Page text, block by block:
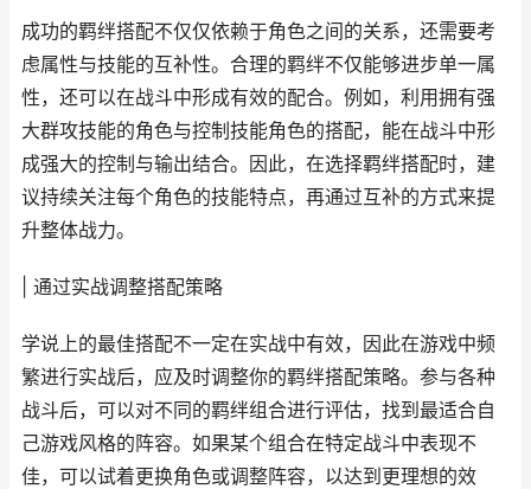
成功的羁绊搭配不仅仅依赖于角色之间的关系，还需要考
虑属性与技能的互补性。合理的羁绊不仅能够进步单一属
性，还可以在战斗中形成有效的配合。例如，利用拥有强
大群攻技能的角色与控制技能角色的搭配，能在战斗中形
成强大的控制与输出结合。因此，在选择羁绊搭配时，建
议持续关注每个角色的技能特点，再通过互补的方式来提
升整体战力。
| 通过实战调整搭配策略
学说上的最佳搭配不一定在实战中有效，因此在游戏中频
繁进行实战后，应及时调整你的羁绊搭配策略。参与各种
战斗后，可以对不同的羁绊组合进行评估，找到最适合自
己游戏风格的阵容。如果某个组合在特定战斗中表现不
佳，可以试着更换角色或调整阵容，以达到更理想的效